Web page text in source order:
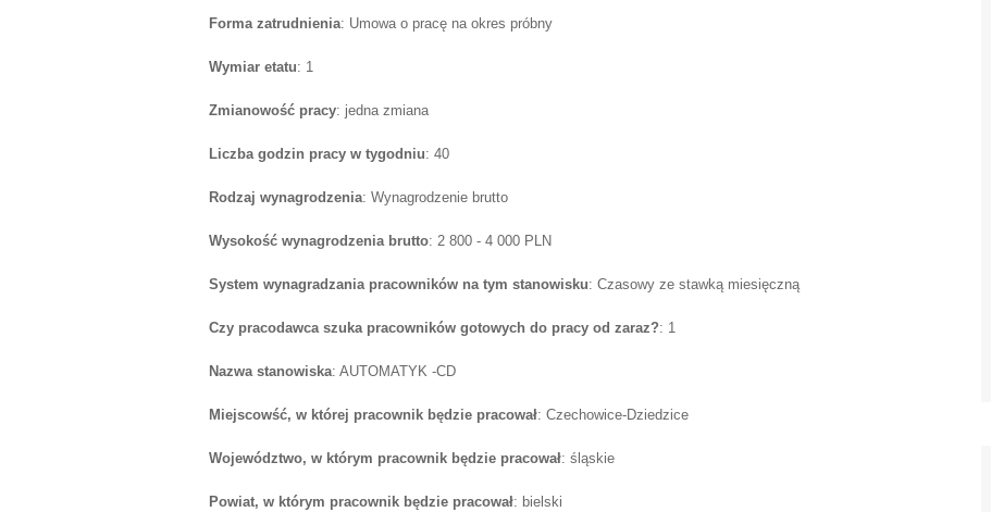
Forma zatrudnienia: Umowa o pracę na okres próbny
Wymiar etatu: 1
Zmianowość pracy: jedna zmiana
Liczba godzin pracy w tygodniu: 40
Rodzaj wynagrodzenia: Wynagrodzenie brutto
Wysokość wynagrodzenia brutto: 2 800 - 4 000 PLN
System wynagradzania pracowników na tym stanowisku: Czasowy ze stawką miesięczną
Czy pracodawca szuka pracowników gotowych do pracy od zaraz?: 1
Nazwa stanowiska: AUTOMATYK -CD
Miejscowść, w której pracownik będzie pracował: Czechowice-Dziedzice
Województwo, w którym pracownik będzie pracował: śląskie
Powiat, w którym pracownik będzie pracował: bielski